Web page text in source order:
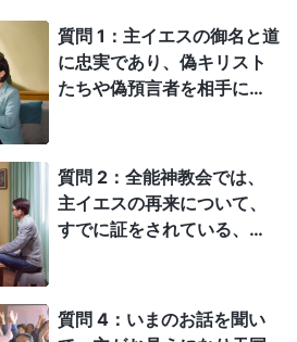
あると信じています。それが裁きの
さばきとについて、世の人の目を
すが、主の信者として、私たちは
められて訓練されています。だか
いて悔い改めるのよ。多くの良い
きを受けた結果ではないのです
りの日の全能神の裁きの働きは主
のですか？
質問 1：主イエスの御名と道
に忠実であり、偽キリスト
たちや偽預言者を相手にせ
啓示をくださる。主の御声
を聴かなくても引き上げて
いただける。主イエスはこ
う言われた「そのとき、だ
る』、また、『あそこにい
質問 2：全能神教会では、
主イエスの再来について、
すでに証をされている、と
神だと！ 全能神は真理を
表し、終末にその裁きの働
質問 4：いまのお話を聞い